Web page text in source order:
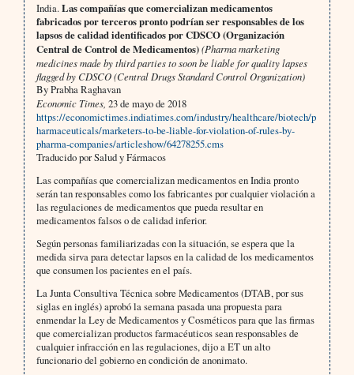
India.Las compañías que comercializan medicamentos
fabricados por terceros pronto podrían ser responsables de los
lapsos de calidad identificados por CDSCO (Organización
Central de Control de Medicamentos)(Pharma marketing
medicines made by third parties to soon be liable for quality lapses
flagged by CDSCO (Central Drugs Standard Control Organization)
By Prabha Raghavan
Economic Times, 23 de mayo de 2018
https://economictimes.indiatimes.com/industry/healthcare/biotech/p
harmaceuticals/marketers-to-be-liable-for-violation-of-rules-by-
pharma-companies/articleshow/64278255.cms
Traducido por Salud y Fármacos
Las compañías que comercializan medicamentos en India pronto
serán tan responsables como los fabricantes por cualquier violación a
las regulaciones de medicamentos que pueda resultar en
medicamentos falsos o de calidad inferior.
Según personas familiarizadas con la situación, se espera que la
medida sirva para detectar lapsos en la calidad de los medicamentos
que consumen los pacientes en el país.
La Junta Consultiva Técnica sobre Medicamentos (DTAB, por sus
siglas en inglés) aprobó la semana pasada una propuesta para
enmendar la Ley de Medicamentos y Cosméticos para que las firmas
que comercializan productos farmacéuticos sean responsables de
cualquier infracción en las regulaciones, dijo a ET un alto
funcionario del gobierno en condición de anonimato.